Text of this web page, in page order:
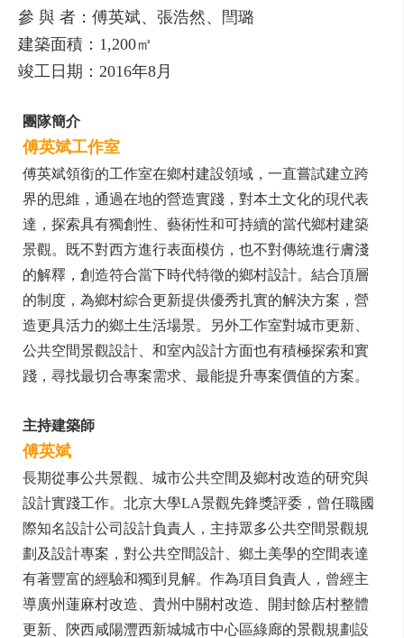
參 與 者：傅英斌、張浩然、閆璐
建築面積：1,200㎡
竣工日期：2016年8月
團隊簡介
傅英斌工作室
傅英斌領銜的工作室在鄉村建設領域，一直嘗試建立跨
界的思維，通過在地的營造實踐，對本土文化的現代表
達，探索具有獨創性、藝術性和可持續的當代鄉村建築
景觀。既不對西方進行表面模仿，也不對傳統進行膚淺
的解釋，創造符合當下時代特徵的鄉村設計。結合頂層
的制度，為鄉村綜合更新提供優秀扎實的解決方案，營
造更具活力的鄉土生活場景。另外工作室對城市更新、
公共空間景觀設計、和室內設計方面也有積極探索和實
踐，尋找最切合專案需求、最能提升專案價值的方案。
主持建築師
傅英斌
長期從事公共景觀、城市公共空間及鄉村改造的研究與
設計實踐工作。北京大學LA景觀先鋒獎評委，曾任職國
際知名設計公司設計負責人，主持眾多公共空間景觀規
劃及設計專案，對公共空間設計、鄉土美學的空間表達
有著豐富的經驗和獨到見解。作為項目負責人，曾經主
導廣州蓮麻村改造、貴州中關村改造、開封餘店村整體
更新、陝西咸陽灃西新城城市中心區綠廊的景觀規劃設